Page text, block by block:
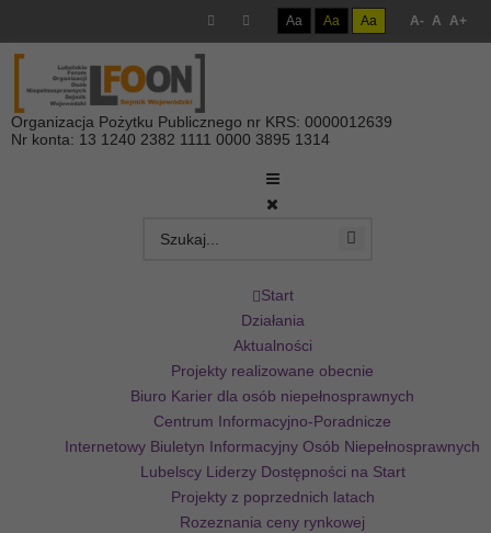
Aa Aa Aa A- A A+
Organizacja Pożytku Publicznego nr KRS: 0000012639
Nr konta: 13 1240 2382 1111 0000 3895 1314
Start
Działania
Aktualności
Projekty realizowane obecnie
Biuro Karier dla osób niepełnosprawnych
Centrum Informacyjno-Poradnicze
Internetowy Biuletyn Informacyjny Osób Niepełnosprawnych
Lubelscy Liderzy Dostępności na Start
Projekty z poprzednich latach
Rozeznania ceny rynkowej